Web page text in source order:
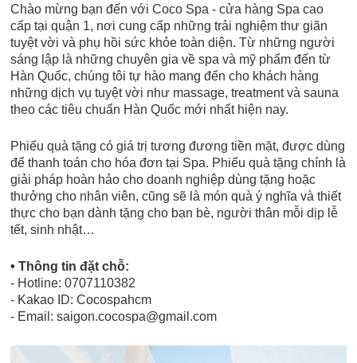
Chào mừng bạn đến với Coco Spa - cửa hàng Spa cao
cấp tại quận 1, nơi cung cấp những trải nghiệm thư giãn
tuyệt vời và phụ hồi sức khỏe toàn diện. Từ những người
sáng lập là những chuyên gia về spa và mỹ phẩm đến từ
Hàn Quốc, chúng tôi tự hào mang đến cho khách hàng
những dịch vụ tuyệt vời như massage, treatment và sauna
theo các tiêu chuẩn Hàn Quốc mới nhất hiện nay.
Phiếu quà tặng có giá trị tương đương tiền mặt, được dùng
để thanh toán cho hóa đơn tại Spa. Phiếu quà tặng chính là
giải pháp hoàn hảo cho doanh nghiệp dùng tặng hoặc
thưởng cho nhân viên, cũng sẽ là món quà ý nghĩa và thiết
thực cho bạn dành tặng cho bạn bè, người thân mỗi dịp lễ
tết, sinh nhật…
• Thông tin đặt chỗ:
- Hotline: 0707110382
- Kakao ID: Cocospahcm
- Email: saigon.cocospa@gmail.com